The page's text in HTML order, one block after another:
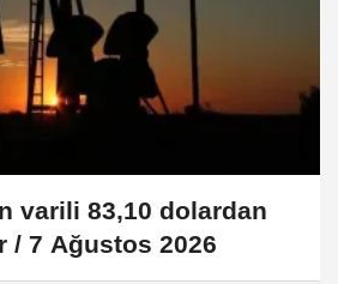
varili 83,10 dolardan
/ 7 Ağustos 2026